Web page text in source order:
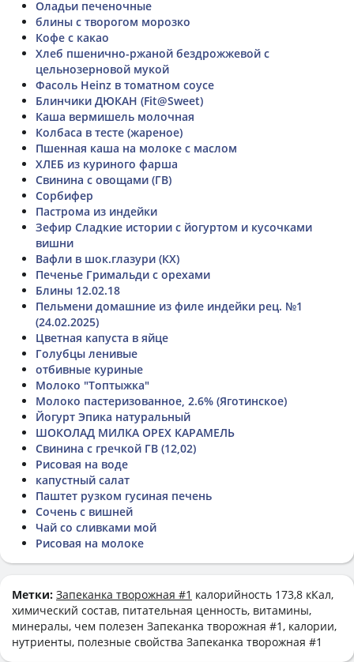
Оладьи печеночные
блины с творогом морозко
Кофе с какао
Хлеб пшенично-ржаной бездрожжевой с
цельнозерновой мукой
Фасоль Heinz в томатном соусе
Блинчики ДЮКАН (Fit@Sweet)
Каша вермишель молочная
Колбаса в тесте (жареное)
Пшенная каша на молоке с маслом
ХЛЕБ из куриного фарша
Свинина с овощами (ГВ)
Сорбифер
Пастрома из индейки
Зефир Сладкие истории с йогуртом и кусочками
вишни
Вафли в шок.глазури (КХ)
Печенье Гримальди с орехами
Блины 12.02.18
Пельмени домашние из филе индейки рец. №1
(24.02.2025)
Цветная капуста в яйце
Голубцы ленивые
отбивные куриные
Молоко "Топтыжка"
Молоко пастеризованное, 2.6% (Яготинское)
Йогурт Эпика натуральный
ШОКОЛАД МИЛКА ОРЕХ КАРАМЕЛЬ
Свинина с гречкой ГВ (12,02)
Рисовая на воде
капустный салат
Паштет рузком гусиная печень
Сочень с вишней
Чай со сливками мой
Рисовая на молоке
Метки: Запеканка творожная #1 калорийность 173,8 кКал,
химический состав, питательная ценность, витамины,
минералы, чем полезен Запеканка творожная #1, калории,
нутриенты, полезные свойства Запеканка творожная #1